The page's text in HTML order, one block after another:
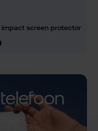
impact screen protector